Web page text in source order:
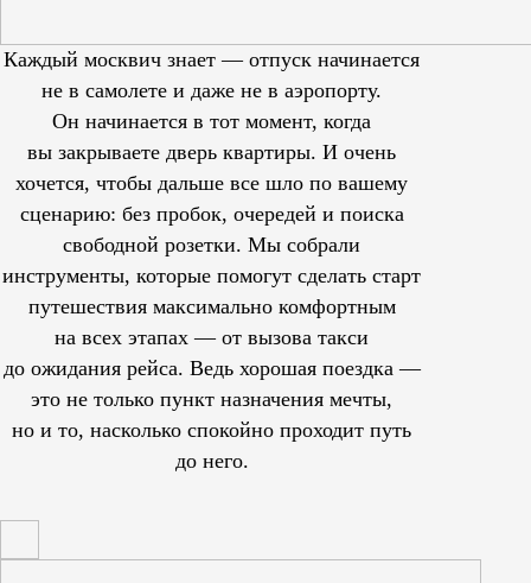
Каждый москвич знает — отпуск начинается
не в самолете и даже не в аэропорту.
Он начинается в тот момент, когда
вы закрываете дверь квартиры. И очень
хочется, чтобы дальше все шло по вашему
сценарию: без пробок, очередей и поиска
свободной розетки. Мы собрали
инструменты, которые помогут сделать старт
путешествия максимально комфортным
на всех этапах — от вызова такси
до ожидания рейса. Ведь хорошая поездка —
это не только пункт назначения мечты,
но и то, насколько спокойно проходит путь
до него.